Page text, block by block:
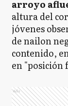
arroyo
altura del
jóvenes
de nailon
contenido,
en "posición
Ads